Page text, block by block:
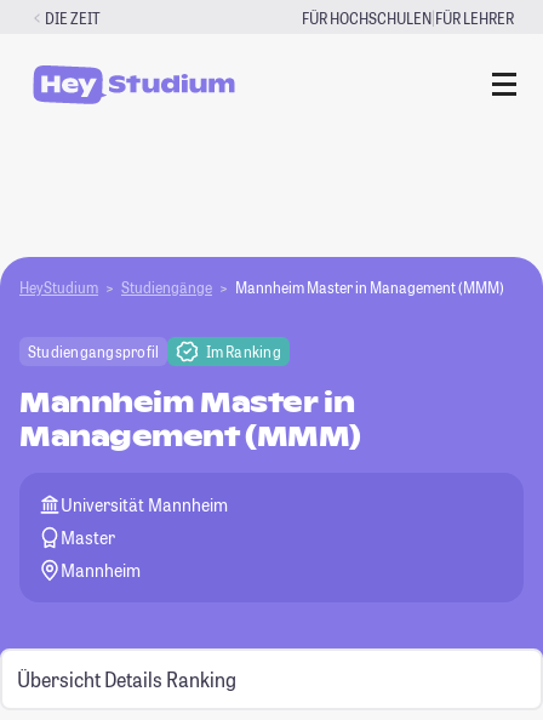
Zum
springen
DIE ZEIT FÜR HOCHSCHULEN|FÜR LEHRER
HeyStudium Studiengänge Mannheim Master in Management (MMM)
Studiengangsprofil Im Ranking
Mannheim Master in
Management (MMM)
Universität Mannheim
Master
Mannheim
Übersicht Details Ranking